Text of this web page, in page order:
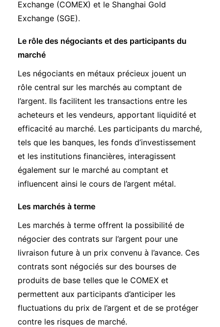
Exchange (COMEX) et le Shanghai Gold
Exchange (SGE).
Le rôle des négociants et des participants du
marché
Les négociants en métaux précieux jouent un
rôle central sur les marchés au comptant de
l’argent. Ils facilitent les transactions entre les
acheteurs et les vendeurs, apportant liquidité et
efficacité au marché. Les participants du marché,
tels que les banques, les fonds d’investissement
et les institutions financières, interagissent
également sur le marché au comptant et
influencent ainsi le cours de l’argent métal.
Les marchés à terme
Les marchés à terme offrent la possibilité de
négocier des contrats sur l’argent pour une
livraison future à un prix convenu à l’avance. Ces
contrats sont négociés sur des bourses de
produits de base telles que le COMEX et
permettent aux participants d’anticiper les
fluctuations du prix de l’argent et de se protéger
contre les risques de marché.